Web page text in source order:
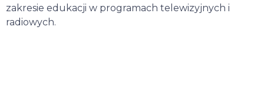
zakresie edukacji w programach telewizyjnych i
radiowych.